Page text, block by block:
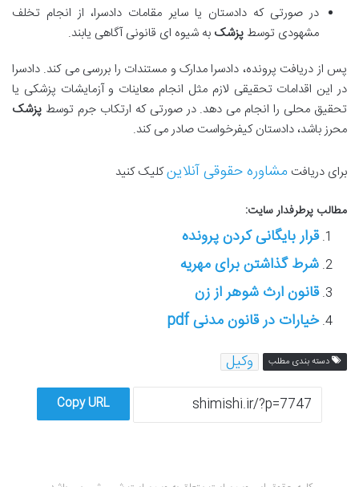
در صورتی که دادستان یا سایر مقامات دادسرا، از انجام تخلف
مشهودی توسط پزشک به شیوه ای قانونی آگاهی یابند.
پس از دریافت پرونده، دادسرا مدارک و مستندات را بررسی می کند. دادسرا
در این اقدامات تحقیقی لازم مثل انجام معاینات و آزمایشات پزشکی یا
تحقیق محلی را انجام می دهد. در صورتی که ارتکاب جرم توسط پزشک
محرز باشد، دادستان کیفرخواست صادر می کند.
برای دریافت مشاوره حقوقی آنلاینکلیک کنید
مطالب پرطرفدار سایت:
قرار بایگانی کردن پرونده
شرط گذاشتن برای مهریه
قانون ارث شوهر از زن
خیارات در قانون مدنی pdf
دسته بندی مطلب وکیل
Copy URL